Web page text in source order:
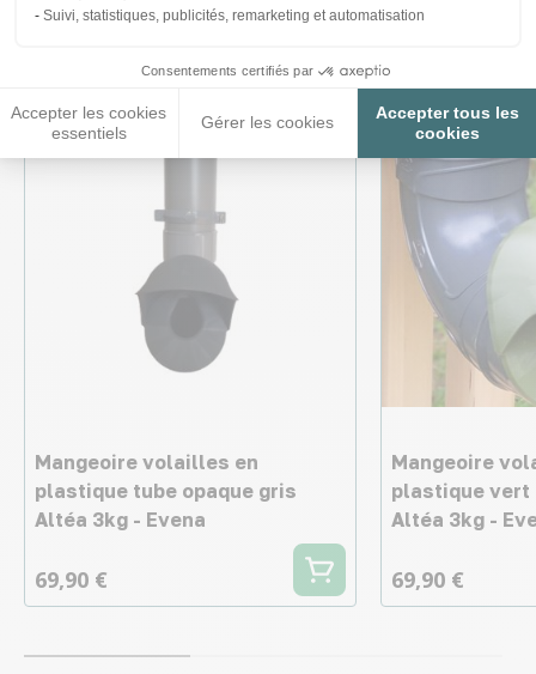
Suivi, statistiques, publicités, remarketing et automatisation
Consentements certifiés par
Accepter les cookies
essentiels
Gérer les cookies
Accepter tous les
cookies
Mangeoire volailles en
plastique tube opaque gris
Altéa 3kg - Evena
69,90 €
Mangeoire
plastique vert
Altéa 3kg -
69,90 €